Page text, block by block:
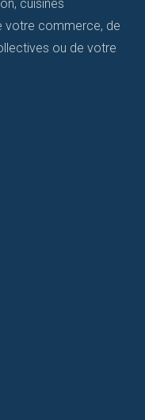
cuisines
votre commerce, de
ou de votre